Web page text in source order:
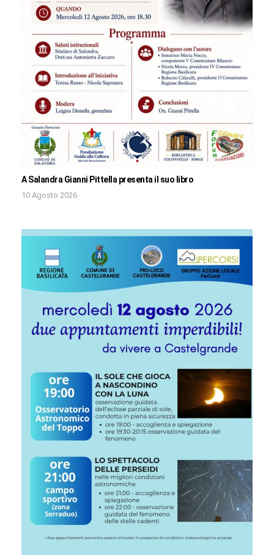
A Salandra Gianni Pittella presenta il suo libro
10 Agosto 2026